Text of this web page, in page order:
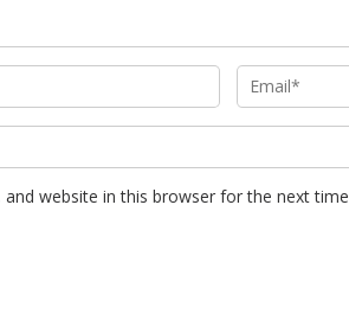
and website in this browser for the next